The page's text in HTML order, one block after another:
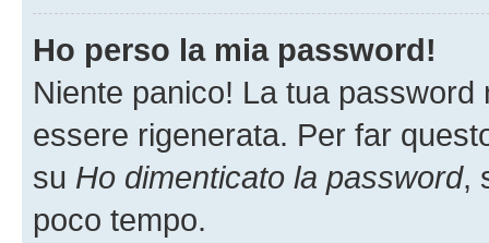
Ho perso la mia password!
Niente panico! La tua
essere rigenerata. Per far
su Ho dimenticato la password,
poco tempo.